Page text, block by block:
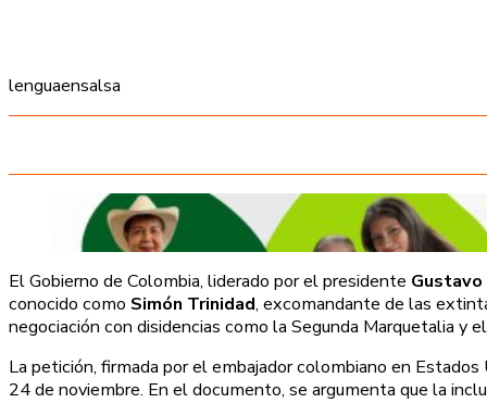
lenguaensalsa
El Gobierno de Colombia, liderado por el presidente
conocido como Simón Trinidad, excomandante de las
negociación con disidencias como la Segunda Marquetalia y
La petición, firmada por el embajador colombiano en
24 de noviembre. En el documento, se argumenta que la